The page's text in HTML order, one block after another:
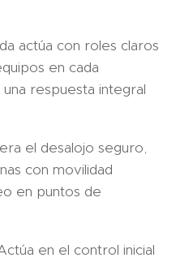
actúa con roles claros
en cada
respuesta integral
el desalojo seguro,
con movilidad
en puntos de
en el control inicial